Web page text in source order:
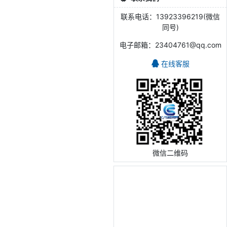
联系电话：13923396219(微信
同号)
电子邮箱：23404761@qq.com
在线客服
微信二维码